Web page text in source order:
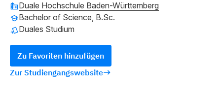
Duale Hochschule Baden-Württemberg
Bachelor of Science, B.Sc.
Duales Studium
Zu Favoriten hinzufügen
Zur Studiengangswebsite